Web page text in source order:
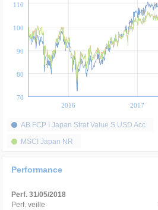
2016 2017
70
80
90
100
110
AB FCP I Japan Strat Value S USD Acc
MSCI Japan NR
Performance
Perf. 31/05/2018
Perf. veille